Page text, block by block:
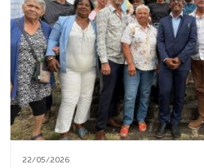
22/05/2026